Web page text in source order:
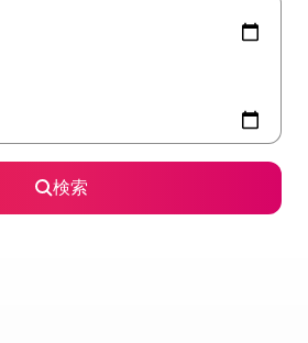
検索